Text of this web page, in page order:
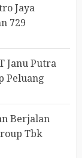
Jaya
729
Janu Putra
Peluang
Berjalan
Tbk